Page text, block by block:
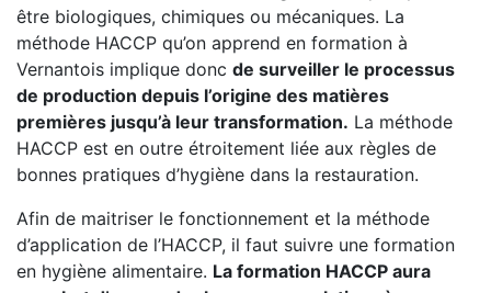
être biologiques, chimiques ou mécaniques. La
méthode HACCP qu’on apprend en formation à
Vernantois implique donc de surveiller le processus
de production depuis l’origine des matières
premières jusqu’à leur transformation. La méthode
HACCP est en outre étroitement liée aux règles de
bonnes pratiques d’hygiène dans la restauration.
Afin de maitriser le fonctionnement et la méthode
d’application de l’HACCP, il faut suivre une formation
en hygiène alimentaire. La formation HACCP aura